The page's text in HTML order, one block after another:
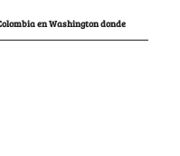
en Washington donde